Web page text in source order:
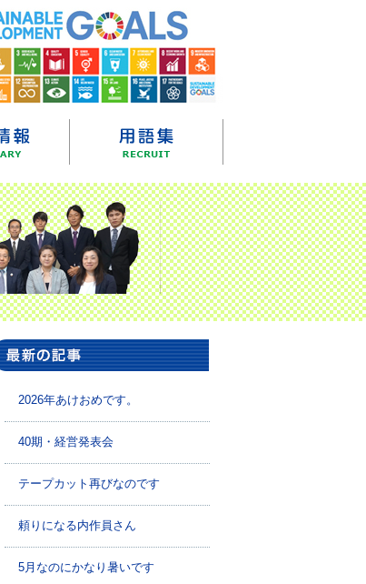
2026年あけおめです。
40期・経営発表会
テープカット再びなのです
頼りになる内作員さん
5月なのにかなり暑いです